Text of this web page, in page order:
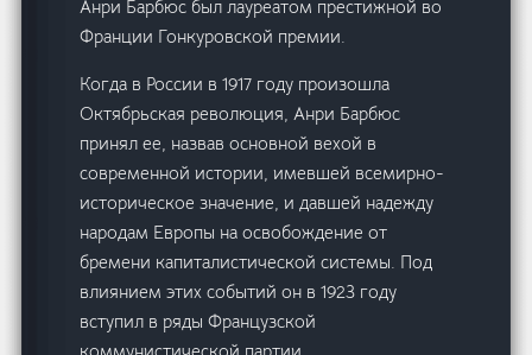
Анри Барбюс был лауреатом престижной во
Франции Гонкуровской премии.
Когда в России в 1917 году произошла
Октябрьская революция, Анри Барбюс
принял ее, назвав основной вехой в
современной истории, имевшей всемирно-
историческое значение, и давшей надежду
народам Европы на освобождение от
бремени капиталистической системы. Под
влиянием этих событий он в 1923 году
вступил в ряды Французской